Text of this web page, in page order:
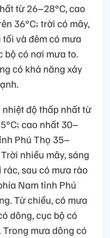
từ 26–28°C, cao
36°C; trời có mây,
và đêm có mưa
bộ có nơi mưa to.
có khả năng xảy
nhiệt độ thấp nhất từ
cao nhất 30–
Phú Thọ 35–
nhiều mây, sáng
sau có mưa rào
Nam tỉnh Phú
Từ chiều, có mưa
dông, cục bộ có
Trong mưa dông có